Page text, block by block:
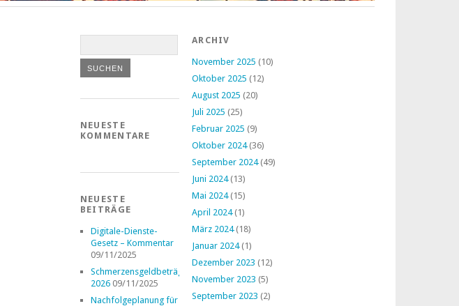
NEUESTE
KOMMENTARE
NEUESTE
BEITRÄGE
Digitale-Dienste-
Gesetz – Kommentar
09/11/2025
Schmerzensgeldbeträge
2026 09/11/2025
Nachfolgeplanung für
ARCHIV
November 2025 (10)
Oktober 2025 (12)
August 2025 (20)
Juli 2025 (25)
Februar 2025 (9)
Oktober 2024(36)
September 2024(49)
Juni 2024(13)
Mai 2024(15)
April 2024(1)
März 2024(18)
Januar 2024(1)
Dezember 2023 (12)
November 2023 (5)
September 2023 (2)